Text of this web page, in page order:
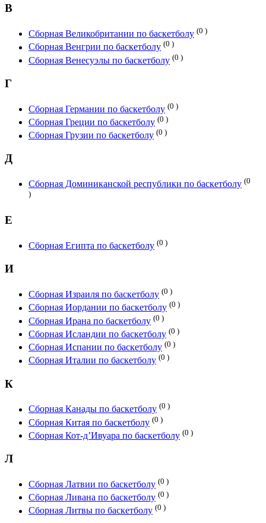
В
Сборная Великобритании по баскетболу (0 )
Сборная Венгрии по баскетболу (0 )
Сборная Венесуэлы по баскетболу (0 )
Г
Сборная Германии по баскетболу (0 )
Сборная Греции по баскетболу (0 )
Сборная Грузии по баскетболу (0 )
Д
Сборная Доминиканской республики по баскетболу (0
)
Е
Сборная Египта по баскетболу (0 )
И
Сборная Израиля по баскетболу (0 )
Сборная Иордании по баскетболу (0 )
Сборная Ирана по баскетболу (0 )
Сборная Исландии по баскетболу (0 )
Сборная Испании по баскетболу (0 )
Сборная Италии по баскетболу (0 )
К
Сборная Канады по баскетболу (0 )
Сборная Китая по баскетболу (0 )
Сборная Кот-д’Ивуара по баскетболу (0 )
Л
Сборная Латвии по баскетболу (0 )
Сборная Ливана по баскетболу (0 )
Сборная Литвы по баскетболу (0 )